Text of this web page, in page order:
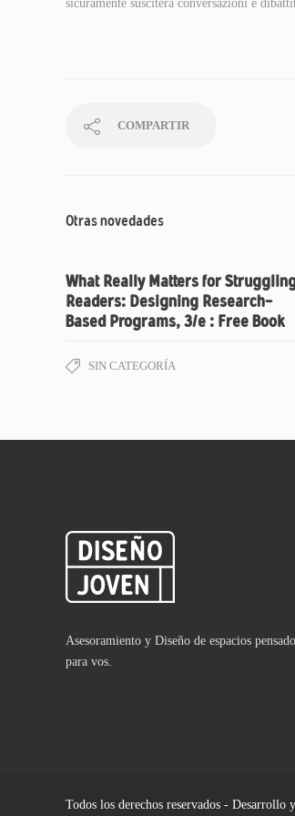
sicuramente susciterà conversazioni e
COMPARTIR
Otras novedades
What Really Matters for
Readers: Designing Research-
Based Programs, 3/e : Free Book
SIN CATEGORÍA
Asesoramiento y Diseño de espacios
para vos.
Todos los derechos reservados -